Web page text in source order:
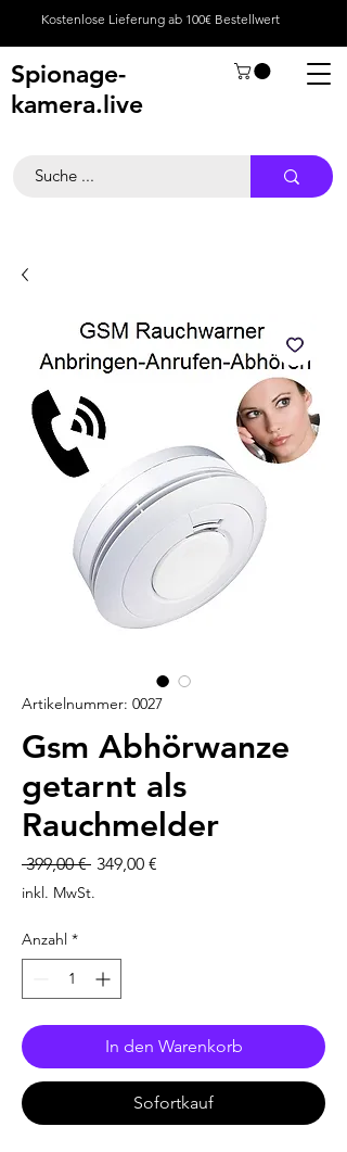
Kostenlose Lieferung ab 100€ Bestellwert
Spionage-
kamera.live
Artikelnummer: 0027
Gsm Abhörwanze
getarnt als
Rauchmelder
399,00 € Standardpreis
349,00 €
inkl. MwSt.
Anzahl *
In den Warenkorb
Sofortkauf